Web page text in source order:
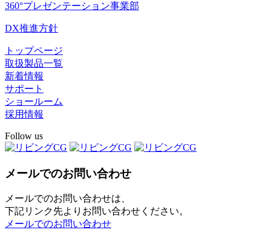
360°プレゼンテーション事業部
DX推進方針
トップページ
取扱製品一覧
新着情報
サポート
ショールーム
採用情報
Follow us
メールでのお問い合わせ
メールでのお問い合わせは、
下記リンク先よりお問い合わせください。
メールでのお問い合わせ